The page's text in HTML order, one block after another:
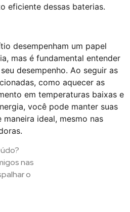
eficiente dessas baterias.
desempenham um papel
mas é fundamental entender
desempenho. Ao seguir as
como aquecer as
em temperaturas baixas e
você pode manter suas
ideal, mesmo nas
nas
o